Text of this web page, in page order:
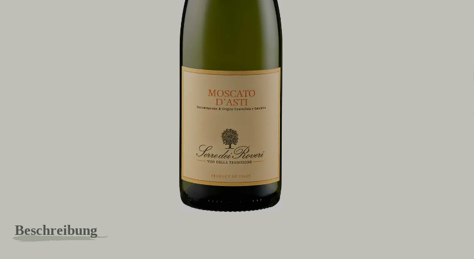
Beschreibung